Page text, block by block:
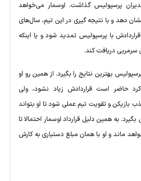
پرسپولیس گذاشت. اوسمار می‌خواهد
دهد و با نتیجه گیری در این تیم، سال‌های
با پرسپولیس تمدید شود و یا اینکه
سرمربی دریافت کند.
بهترین نتایج را بگیرد. از همین رو او
کرد حاضر است قراردادش زیاد نشود، ولی
بازیکن و تقویت تیم عملی شود تا او بتواند
به همین دلیل قرارداد اوسمار احتمالا تا
ماند و او با همان مبلغ دستیاری به کارش